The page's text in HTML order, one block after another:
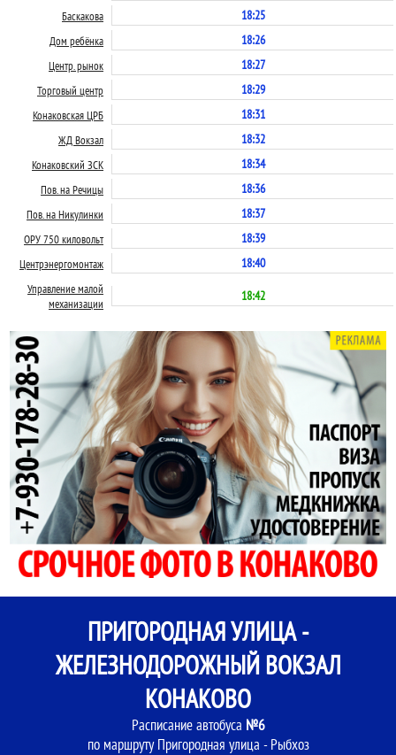
Баскакова 18:25
Дом ребёнка 18:26
Центр. рынок 18:27
Торговый центр 18:29
Конаковская ЦРБ 18:31
ЖД Вокзал 18:32
Конаковский ЗСК 18:34
Пов. на Речицы 18:36
Пов. на Никулинки 18:37
ОРУ 750 киловольт 18:39
Центрэнергомонтаж 18:40
Управление малой
механизации
18:42
ПРИГОРОДНАЯ УЛИЦА -
ЖЕЛЕЗНОДОРОЖНЫЙ ВОКЗАЛ
КОНАКОВО
Расписание автобуса №6
по маршруту Пригородная улица - Рыбхоз